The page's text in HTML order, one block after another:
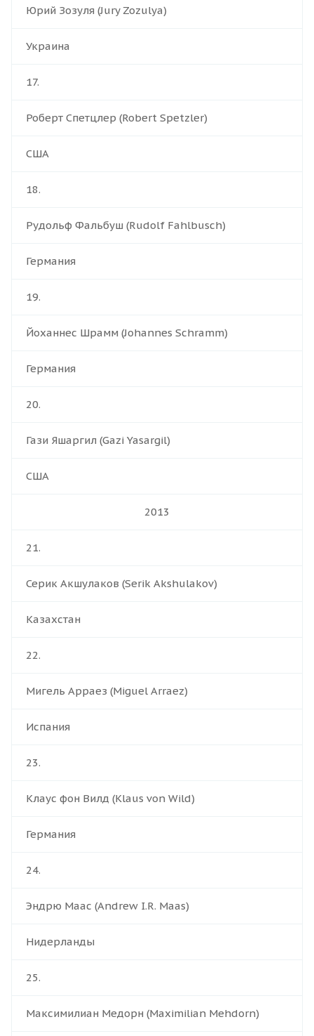
Юрий Зозуля (Jury Zozulya)
Украина
17.
Роберт Спетцлер (Robert Spetzler)
США
18.
Рудольф Фальбуш (Rudolf Fahlbusch)
Германия
19.
Йоханнес Шрамм (Johannes Schramm)
Германия
20.
Гази Яшаргил (Gazi Yasargil)
США
2013
21.
Серик Акшулаков (Serik Akshulakov)
Казахстан
22.
Мигель Арраез (Miguel Arraez)
Испания
23.
Клаус фон Вилд (Klaus von Wild)
Германия
24.
Эндрю Маас (Andrew I.R. Maas)
Нидерланды
25.
Максимилиан Медорн (Maximilian Mehdorn)